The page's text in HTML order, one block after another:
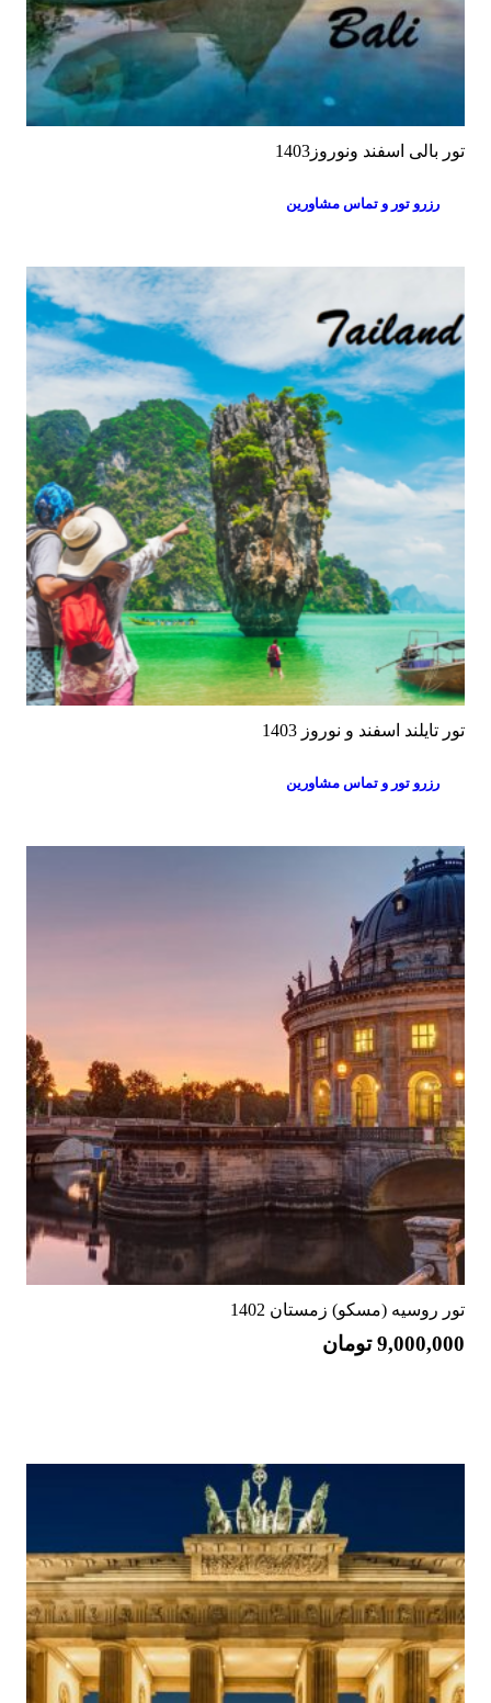
تور بالی اسفند ونوروز1403
رزرو تور و تماس مشاورین
تور تایلند اسفند و نوروز 1403
رزرو تور و تماس مشاورین
تور روسیه (مسکو) زمستان 1402
9,000,000 تومان